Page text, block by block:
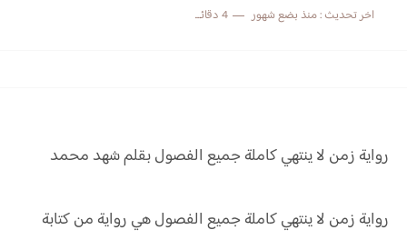
اخر تحديث :منذ بضع شهور 4 دقائق للقراءة
رواية زمن لا ينتهي كاملة جميع الفصول بقلم شهد محمد
رواية زمن لا ينتهي كاملة جميع الفصول هي رواية من كتابة